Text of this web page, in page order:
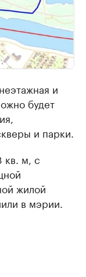
и
будет
и парки.
кв. м, с
жилой
в мэрии.